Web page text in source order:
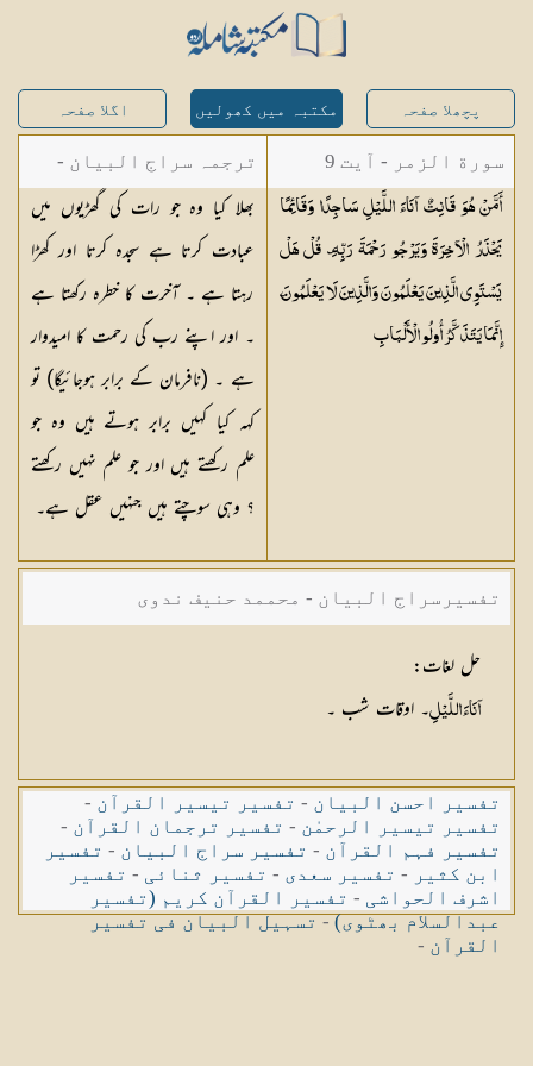
پچھلا صفحہ مکتبہ میں کھولیں اگلا صفحہ
سورة الزمر - آیت 9
أَمَّنْ هُوَ قَانِتٌ آنَاءَ اللَّيْلِ سَاجِدًا وَقَائِمًا
يَحْذَرُ الْآخِرَةَ وَيَرْجُو رَحْمَةَ رَبِّهِ ۗ قُلْ هَلْ
يَسْتَوِي الَّذِينَ يَعْلَمُونَ وَالَّذِينَ لَا يَعْلَمُونَ ۗ
إِنَّمَا يَتَذَكَّرُ أُولُوالْأَلْبَابِ
ترجمہ سراج البیان -
مستفاد از ترجمتین
شاہ عبدالقادر دھلوی/
شاہ رفیع الدین دھلوی
بھلا کیا وہ جو رات کی گھڑیوں میں
عبادت کرتا ہے سجدہ کرتا اور کھڑا
رہتا ہے ۔ آخرت کا خطرہ رکھتا ہے
۔ اور اپنے رب کی رحمت کا امیدوار
ہے ۔ (نافرمان کے برابر ہوجائیگا) تو
کہہ کیا کہیں برابر ہوتے ہیں وہ جو
علم رکھتے ہیں اور جو علم نہیں رکھتے
؟ وہی سوچتے ہیں جنہیں عقل ہے۔
تفسیرسراج البیان - محممد حنیف ندوی
حل لغات:
آنَاءَ اللَّيْلِ۔ اوقات شب ۔
تفسیر احسن البیان - تفسیر تیسیر القرآن -
تفسیر تیسیر الرحمٰن - تفسیر ترجمان القرآن -
تفسیر فہم القرآن - تفسیر سراج البیان - تفسیر
ابن کثیر - تفسیر سعدی - تفسیر ثنائی - تفسیر
اشرف الحواشی - تفسیر القرآن کریم (تفسیر
عبدالسلام بھٹوی)-تسہیل البیان فی تفسیر
القرآن -